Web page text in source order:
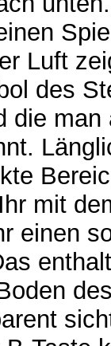
Luft
des
die man
mit
einen